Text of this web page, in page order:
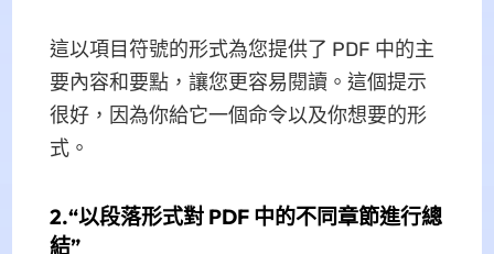
這以項目符號的形式為您提供了 PDF 中的主
要內容和要點，讓您更容易閱讀。這個提示
很好，因為你給它一個命令以及你想要的形
式。
2.“以段落形式對 PDF 中的不同章節進行總
結”